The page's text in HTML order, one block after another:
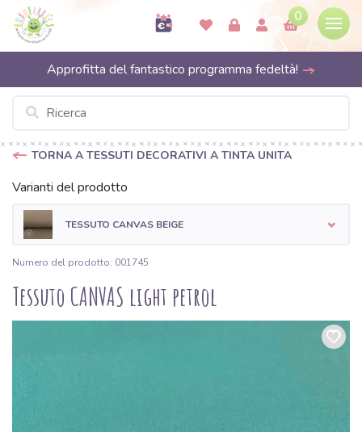
0
Approfitta del fantastico programma fedeltà!
TORNA A TESSUTI DECORATIVI A TINTA UNITA
Varianti del prodotto
TESSUTO CANVAS BEIGE
Numero del prodotto: 001745
Tessuto CANVAS light petrol